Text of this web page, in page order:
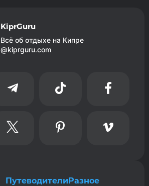
KiprGuru
Всё об отдыхе на Кипре
@kiprguru.com
  
  
ПутеводителиРазное